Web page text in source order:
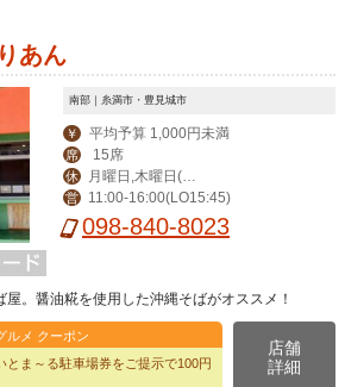
あん
南部｜糸満市・豊見城市
￥ 平均予算 1,000円未満
席 15席
休
日の場合は営業,翌日
休み),不定休有り
営 11:00-16:00(LO15:45)
098-840-8023
。醤油糀を使用した沖縄そばがオススメ！
ルメ クーポン
とま～る駐車場券をご提示で100円
店舗
詳細